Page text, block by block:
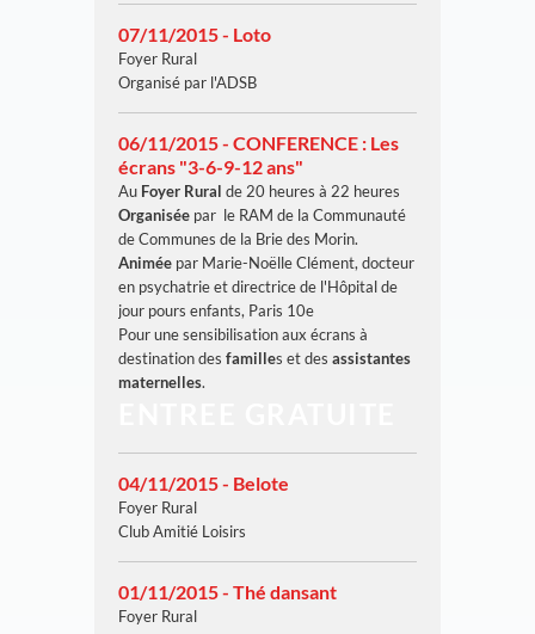
07/11/2015 - Loto
Foyer Rural
Organisé par l'ADSB
06/11/2015 - CONFERENCE : Les
écrans "3-6-9-12 ans"
Au Foyer Rural de 20 heures à 22 heures
Organisée par le RAM de la Communauté
de Communes de la Brie des Morin.
Animée par Marie-Noëlle Clément, docteur
en psychatrie et directrice de l'Hôpital de
jour pours enfants, Paris 10e
Pour une sensibilisation aux écrans à
destination des familles et des assistantes
maternelles.
04/11/2015 - Belote
Foyer Rural
Club Amitié Loisirs
01/11/2015 - Thé dansant
Foyer Rural